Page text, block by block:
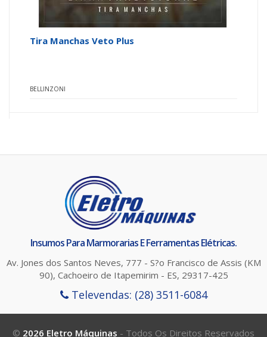
Tira Manchas Veto Plus
BELLINZONI
Insumos Para Marmorarias E Ferramentas Elétricas.
Av. Jones dos Santos Neves, 777 - S?o Francisco de Assis (KM
90), Cachoeiro de Itapemirim - ES, 29317-425
Televendas: (28) 3511-6084
© 2026 Eletro Máquinas - Todos Os Direitos Reservados